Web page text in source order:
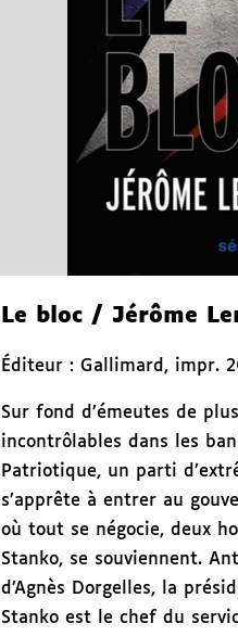
Le bloc / Jérôme
Éditeur : Gallimard , impr.
Sur fond d’émeutes de
incontrôlables dans les
Patriotique, un parti
s’apprête à entrer au
où tout se négocie, deux
Stanko, se souviennent.
d’Agnès Dorgelles, la
Stanko est le chef du